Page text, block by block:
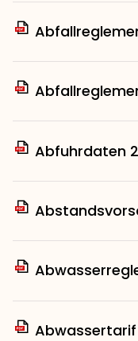
Abfuhrdaten
Abwassertarif